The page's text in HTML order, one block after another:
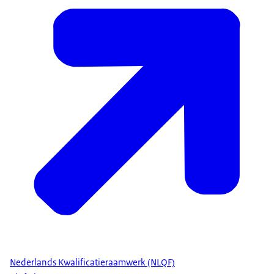
realiseren met elkaar."
een groot
raam achter zich waar twee gordijnen naast
een kleine zachte lamp aan de muur.
"Dat betekent dat wij heel erg veel
mensen moeten gaan opleiden en dat we ook
heel goed moeten
kijken hoe we mensen zo snel mogelijk in onze
kunnen introduceren."
goed weet wat het niveau is waarmee mensen
Nederlands Kwalificatieraamwerk (NLQF)